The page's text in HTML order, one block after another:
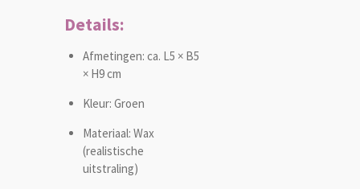
Details:
Afmetingen: ca. L5 × B5
× H9 cm
Kleur: Groen
Materiaal: Wax
(realistische
uitstraling)